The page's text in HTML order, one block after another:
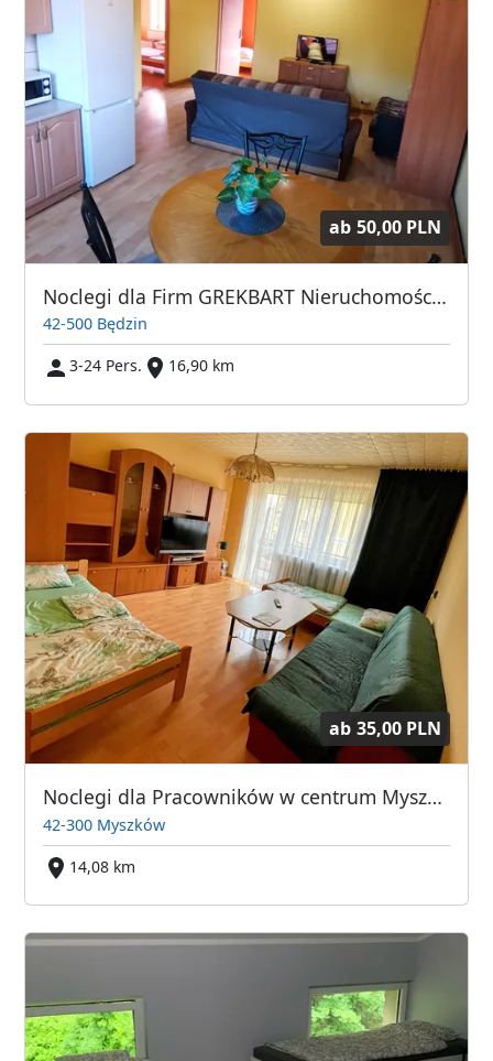
ab 50,00 PLN
Noclegi dla Firm GREKBART Nieruchomości Wioletta Wilk
42-500 Będzin
3-24 Pers.
16,90 km
ab 35,00 PLN
Noclegi dla Pracowników w centrum Myszkowa
42-300 Myszków
14,08 km